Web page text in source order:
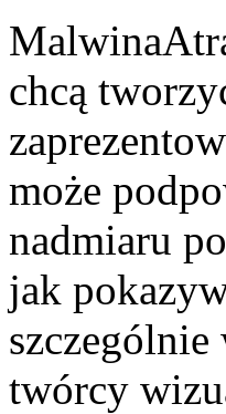
chcą
może
nadmiaru
jak
twórcy